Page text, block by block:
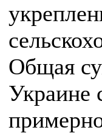
Общая
Украине